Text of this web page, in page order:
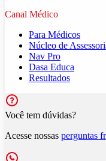
Canal Médico
Para Médicos
Núcleo de
Nav Pro
Dasa Educa
Resultados
Você tem dúvidas?
Acesse nossas perguntas